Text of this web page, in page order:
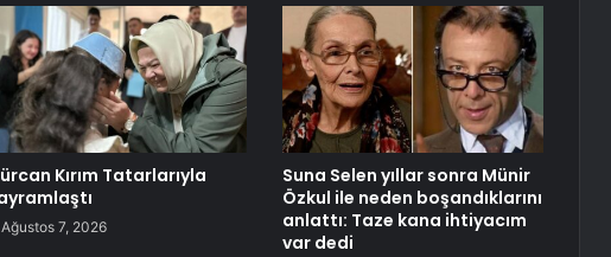
Kırım Tatarlarıyla
Ağustos 7, 2026
Suna Selen yıllar sonra Münir
Özkul ile neden boşandıklarını
anlattı: Taze kana ihtiyacım
var dedi